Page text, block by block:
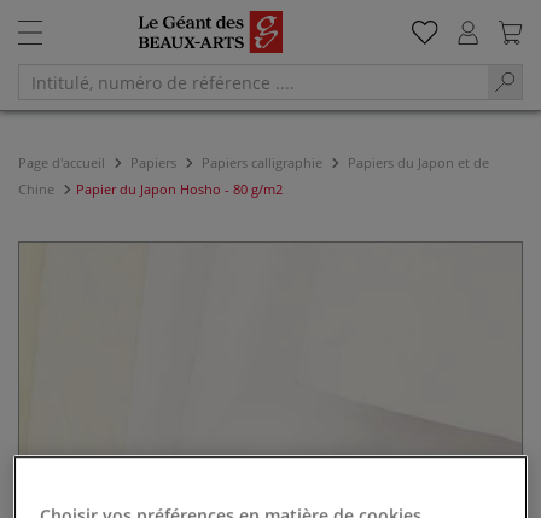
Page d'accueil Papiers Papiers calligraphie
Papiers du Japon et de
Chine
Papier du Japon Hosho - 80 g/m2